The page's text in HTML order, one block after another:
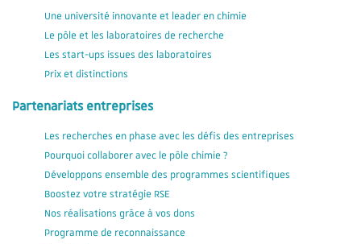
Une université innovante et leader en chimie
Le pôle et les laboratoires de recherche
Les start-ups issues des laboratoires
Prix et distinctions
Partenariats entreprises
Les recherches en phase avec les défis des entreprises
Pourquoi collaborer avec le pôle chimie ?
Développons ensemble des programmes scientifiques
Boostez votre stratégie RSE
Nos réalisations grâce à vos dons
Programme de reconnaissance